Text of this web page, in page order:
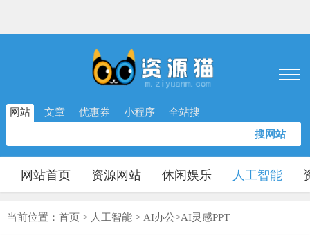
网站 文章 优惠券 小程序 全站搜
搜网站
网站首页 资源网站 休闲娱乐 人工智能
当前位置： 首页 > 人工智能 > AI办公>AI灵感PPT